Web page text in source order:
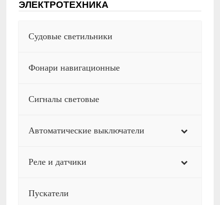
ЭЛЕКТРОТЕХНИКА
Судовые светильники
Фонари навигационные
Сигналы световые
Автоматические выключатели
Реле и датчики
Пускатели